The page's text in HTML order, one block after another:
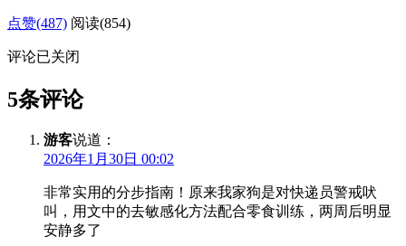
点赞(487) 阅读(854)
评论已关闭
5条评论
游客说道：
2026年1月30日 00:02
非常实用的分步指南！原来我家狗是对快递员警戒吠
叫，用文中的去敏感化方法配合零食训练，两周后明显
安静多了